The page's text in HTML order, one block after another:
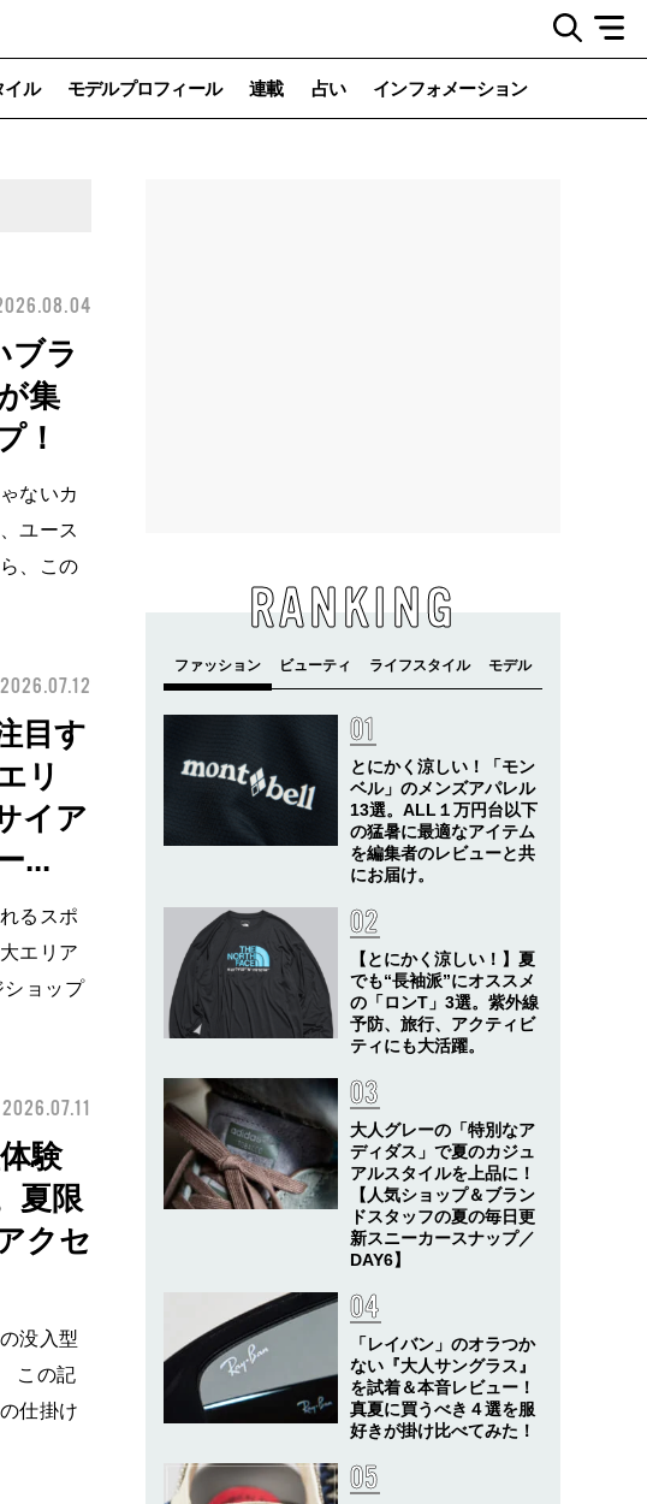
イル モデルプロフィール 連載 占い インフォメーション
ブラ
集
！
ないカ
ユース
、この
2026.07.12
目す
リ
イア
...
るスポ
エリア
ショップ
2026.07.11
験
夏限
クセ
没入型
この記
仕掛け
RANKING
とにかく涼しい！「モン
ベル」のメンズアパレル
13選。ALL１万円台以下
の猛暑に最適なアイテム
を編集者のレビューと共
にお届け。
【とにかく涼しい！】夏
でも“長袖派”にオススメ
の「ロンT」3選。紫外線
予防、旅行、アクティビ
ティにも大活躍。
大人グレーの「特別なア
ディダス」で夏のカジュ
アルスタイルを上品に！
【人気ショップ＆ブラン
ドスタッフの夏の毎日更
新スニーカースナップ／
DAY6】
「レイバン」のオラつか
ない『大人サングラス』
を試着＆本音レビュー！
真夏に買うべき４選を服
好きが掛け比べてみた！